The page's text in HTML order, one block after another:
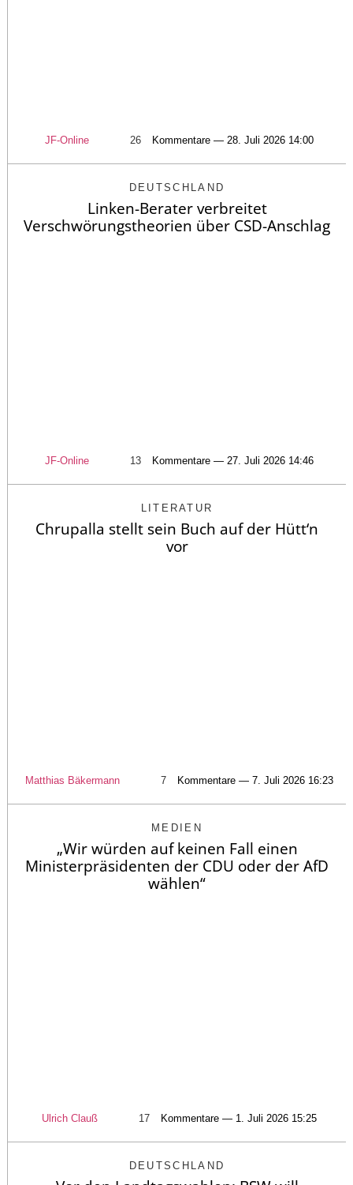
JF-Online 26 Kommentare — 28. Juli 2026 14:00
DEUTSCHLAND
Linken-Berater verbreitet
Verschwörungstheorien über CSD-Anschlag
JF-Online 13 Kommentare — 27. Juli 2026 14:46
LITERATUR
Chrupalla stellt sein Buch auf der Hütt‘n
vor
Matthias Bäkermann 7 Kommentare — 7. Juli 2026 16:23
MEDIEN
„Wir würden auf keinen Fall einen
Ministerpräsidenten der CDU oder der AfD
wählen“
Ulrich Clauß 17 Kommentare — 1. Juli 2026 15:25
DEUTSCHLAND